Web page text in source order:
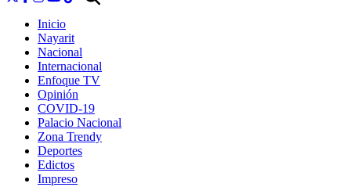
Inicio
Nayarit
Nacional
Internacional
Enfoque TV
Opinión
COVID-19
Palacio Nacional
Zona Trendy
Deportes
Edictos
Impreso